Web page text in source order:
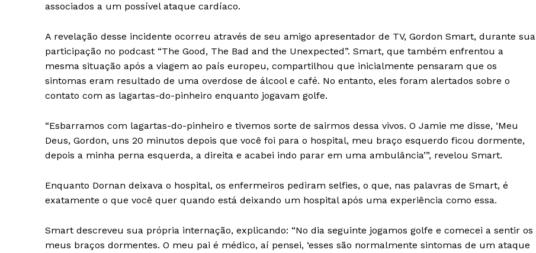
associados a um possível ataque cardíaco.
A revelação desse incidente ocorreu através de seu amigo apresentador de TV, Gordon Smart, durante sua
participação no podcast “The Good, The Bad and the Unexpected”. Smart, que também enfrentou a
mesma situação após a viagem ao país europeu, compartilhou que inicialmente pensaram que os
sintomas eram resultado de uma overdose de álcool e café. No entanto, eles foram alertados sobre o
contato com as lagartas-do-pinheiro enquanto jogavam golfe.
“Esbarramos com lagartas-do-pinheiro e tivemos sorte de sairmos dessa vivos. O Jamie me disse, ‘Meu
Deus, Gordon, uns 20 minutos depois que você foi para o hospital, meu braço esquerdo ficou dormente,
depois a minha perna esquerda, a direita e acabei indo parar em uma ambulância’”, revelou Smart.
Enquanto Dornan deixava o hospital, os enfermeiros pediram selfies, o que, nas palavras de Smart, é
exatamente o que você quer quando está deixando um hospital após uma experiência como essa.
Smart descreveu sua própria internação, explicando: “No dia seguinte jogamos golfe e comecei a sentir os
meus braços dormentes. O meu pai é médico, aí pensei, ‘esses são normalmente sintomas de um ataque